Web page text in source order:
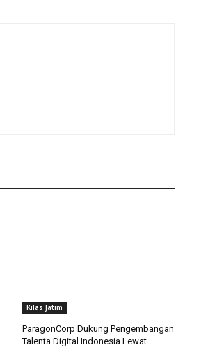
Kilas Jatim
ParagonCorp Dukung Pengembangan
Talenta Digital Indonesia Lewat